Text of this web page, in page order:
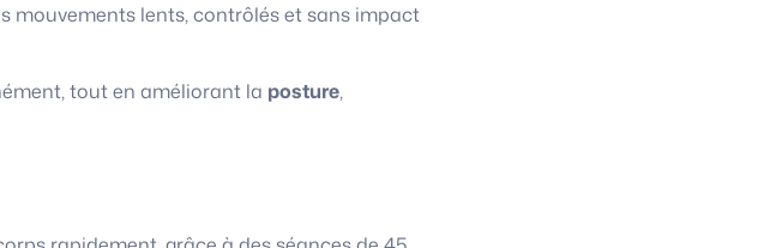
mouvements lents, contrôlés et sans impact
tout en améliorant la posture,